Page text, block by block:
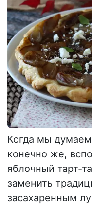
Когда мы
конечно же,
яблочный тарт-
заменить
засахаренным